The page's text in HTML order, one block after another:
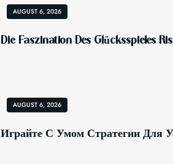
AUGUST 6, 2026
DIE FASZINATION DES GÜCKSSPIELES RIS
AUGUST 6, 2026
ИГРАЙТЕ С УМОМ СТРАТЕГИИ ДЛЯ У